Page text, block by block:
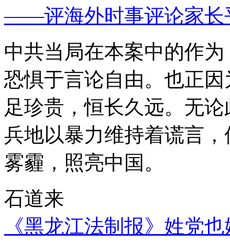
——评海外时事评论家长
中共当局在本案中的作
恐惧于言论自由。也正
足珍贵，恒长久远。无
兵地以暴力维持着谎言
雾霾，照亮中国。
石道来
《黑龙江法制报》姓党